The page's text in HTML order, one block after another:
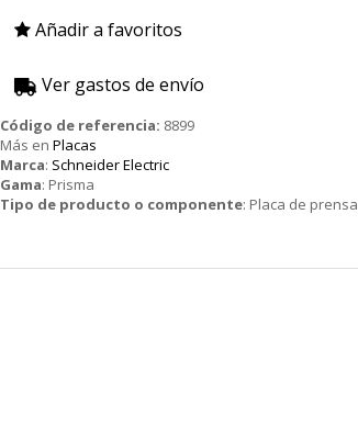
Añadir a favoritos
Ver gastos de envío
Código de referencia: 8899
Más enPlacas
Marca: Schneider Electric
Gama: Prisma
Tipo de producto o componente: Placa de prensa